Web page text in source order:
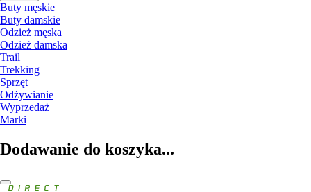
Buty męskie
Buty damskie
Odzież męska
Odzież damska
Trail
Trekking
Sprzęt
Odżywianie
Wyprzedaż
Marki
Dodawanie do koszyka...